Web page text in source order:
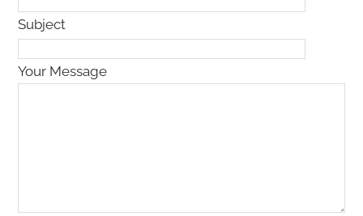
Subject
Your Message